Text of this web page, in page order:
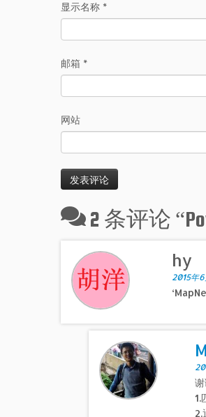
显示名称 *
邮箱 *
网站
2 条评论 “
hy
2015年
1.
2.